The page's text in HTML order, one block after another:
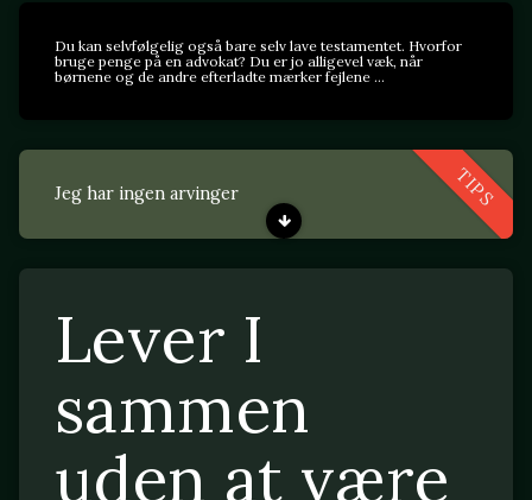
Du kan selvfølgelig også bare selv lave testamentet. Hvorfor
bruge penge på en advokat? Du er jo alligevel væk, når
børnene og de andre efterladte mærker fejlene ...
TIPS
Jeg har ingen arvinger
Lever I
sammen
uden at være